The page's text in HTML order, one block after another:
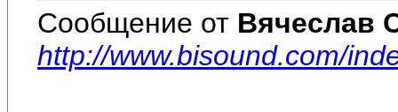
Сообщение от Вячеслав
http://www.bisound.com/